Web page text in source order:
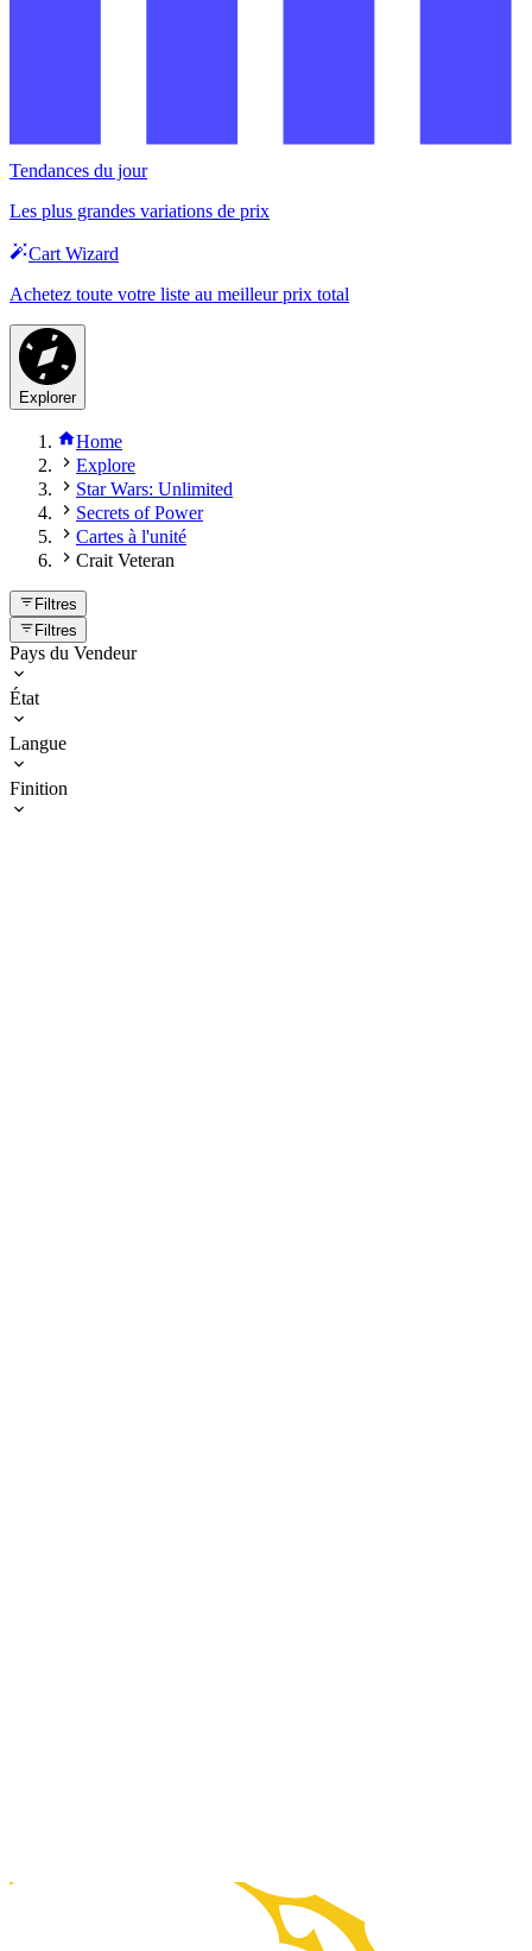
Tendances du jour
Les plus grandes variations de prix
Cart Wizard
Achetez toute votre liste au meilleur prix total
Explorer
Home
Explore
Star Wars: Unlimited
Secrets of Power
Cartes à l'unité
Crait Veteran
Filtres
Filtres
Pays du Vendeur
État
Langue
Finition